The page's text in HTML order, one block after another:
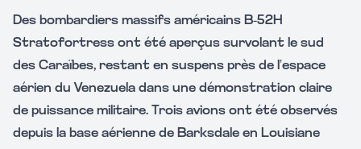
Des bombardiers massifs américains B-52H
Stratofortress ont été aperçus survolant le sud
des Caraïbes, restant en suspens près de l’espace
aérien du Venezuela dans une démonstration claire
de puissance militaire. Trois avions ont été observés
depuis la base aérienne de Barksdale en Louisiane